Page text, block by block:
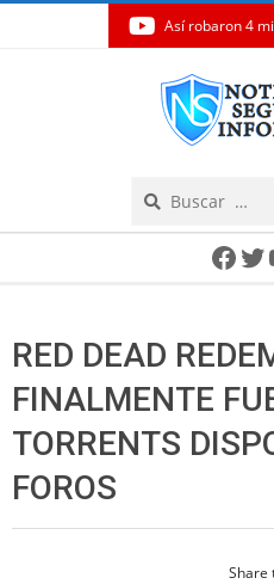
Así robaron 4
RED DEAD
FINALMENTE
TORRENTS
FOROS
Share